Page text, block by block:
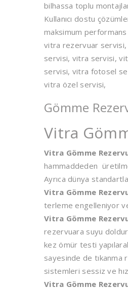
bilhassa toplu
Kullanıcı dostu
maksimum performans
vitra rezervuar servisi,
servisi, vitra servisi,
servisi, vitra fotosel
vitra özel servisi,
Gömme
Vitra
Vitra Gömme
hammaddeden
Ayrıca dünya
Vitra Gömme
terleme engelleniyor
Vitra Gömme
rezervuara suyu
kez ömür testi
sayesinde de tıkanma
sistemleri sessiz ve
Vitra Gömme